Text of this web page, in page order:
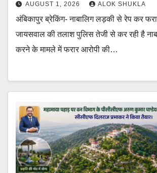
AUGUST 1, 2026 ALOK SHUKLA
अंबिकापुर ब्रेकिंग- नाबालिग लड़की से रेप कर
जायसवाल की तलाश पुलिस तेजी से कर रही है
करने के मामले में फरार आरोपी की…